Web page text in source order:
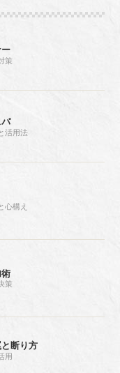
策
パ
活用法
心構え
策
断り方
用